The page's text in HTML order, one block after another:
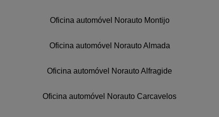
Oficina automóvel Norauto Montijo
Oficina automóvel Norauto Almada
Oficina automóvel Norauto Alfragide
Oficina automóvel Norauto Carcavelos